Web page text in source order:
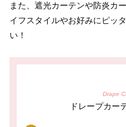
また、遮光カーテンや防炎カ
イフスタイルやお好みにピッ
い！
Drape
ドレープカー